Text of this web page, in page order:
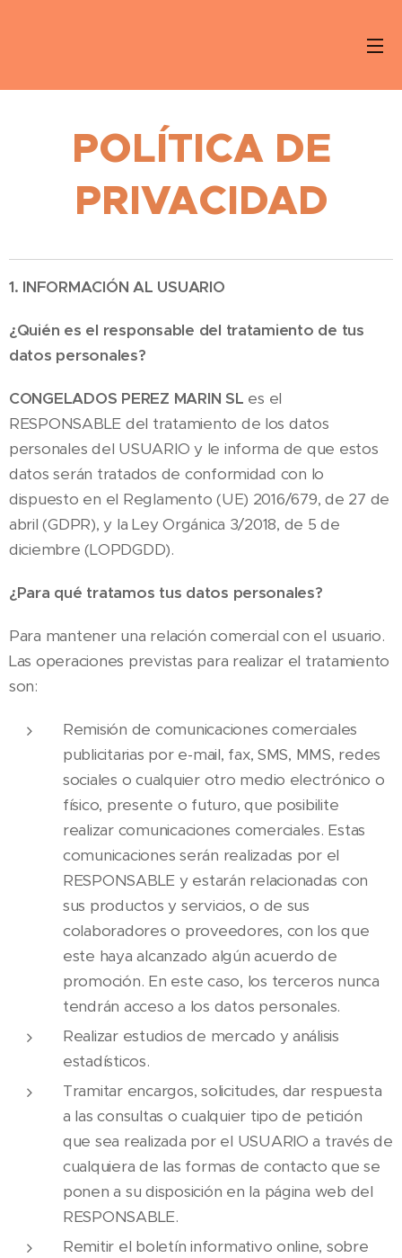
POLÍTICA DE
PRIVACIDAD
1. INFORMACIÓN AL USUARIO
¿Quién es el responsable del tratamiento de tus
datos personales?
CONGELADOS PEREZ MARIN SL es el
RESPONSABLE del tratamiento de los datos
personales del USUARIO y le informa de que estos
datos serán tratados de conformidad con lo
dispuesto en el Reglamento (UE) 2016/679, de 27 de
abril (GDPR), y la Ley Orgánica 3/2018, de 5 de
diciembre (LOPDGDD).
¿Para qué tratamos tus datos personales?
Para mantener una relación comercial con el usuario.
Las operaciones previstas para realizar el tratamiento
son:
Remisión de comunicaciones comerciales
publicitarias por e-mail, fax, SMS, MMS, redes
sociales o cualquier otro medio electrónico o
físico, presente o futuro, que posibilite
realizar comunicaciones comerciales. Estas
comunicaciones serán realizadas por el
RESPONSABLE y estarán relacionadas con
sus productos y servicios, o de sus
colaboradores o proveedores, con los que
este haya alcanzado algún acuerdo de
promoción. En este caso, los terceros nunca
tendrán acceso a los datos personales.
Realizar estudios de mercado y análisis
estadísticos.
Tramitar encargos, solicitudes, dar respuesta
a las consultas o cualquier tipo de petición
que sea realizada por el USUARIO a través de
cualquiera de las formas de contacto que se
ponen a su disposición en la página web del
RESPONSABLE.
Remitir el boletín informativo online, sobre